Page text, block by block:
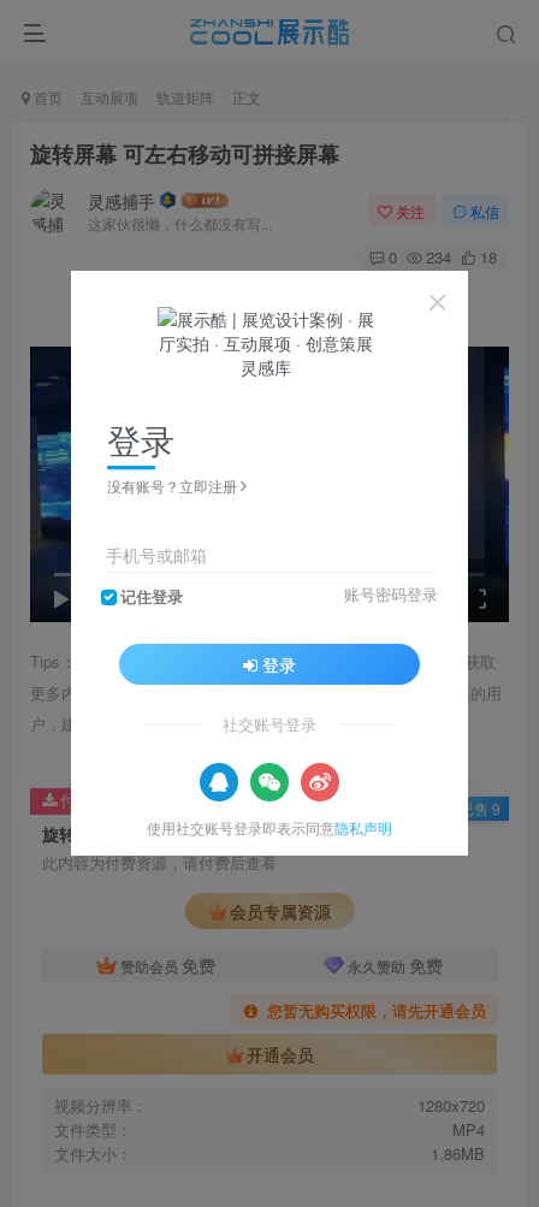
首页 互动展项 轨道矩阵 正文
旋转屏幕 可左右移动可拼接屏幕
灵感捕手
这家伙很懒，什么都没有写...
关注 私信
0 234 18
0:00/01:20 speed
Tips：1.内容图片或视频可能会有压缩，若文章提供下载服务，获取
更多内容（无展示酷水印）可在下方下载； 2.没有百度网盘会员的用
户，建议用123云盘可获得更快的下载速度。
旋转屏幕 可左右移动可拼接屏幕
此内容为付费资源，请付费后查看
会员专属资源
赞助会员 免费 永久赞助 免费
您暂无购买权限，请先开通会员
开通会员
视频分辨率：
1280x720
文件类型：
MP4
文件大小：
1.86MB
付费资源 已售 9
登录
没有账号？立即注册
手机号或邮箱
记住登录 账号密码登录
登录
社交账号登录
使用社交账号登录即表示同意隐私声明